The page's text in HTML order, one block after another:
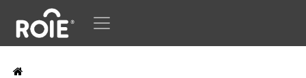
Ir al contenido